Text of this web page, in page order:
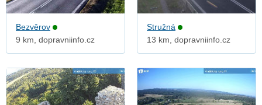
Bezvěrov
9 km, dopravniinfo.cz
Stružná
13 km, dopravniinfo.cz